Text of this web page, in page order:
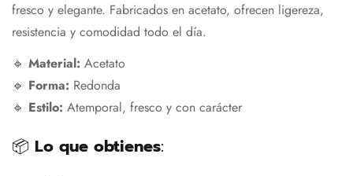
fresco y elegante. Fabricados en acetato, ofrecen ligereza,
resistencia y comodidad todo el día.
🔹 Material: Acetato
🔹 Forma: Redonda
🔹 Estilo: Atemporal, fresco y con carácter
📦 Lo que obtienes: